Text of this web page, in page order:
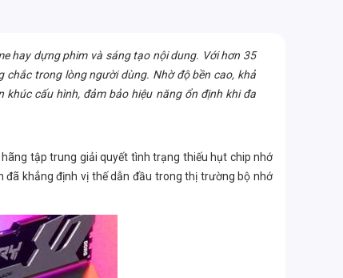
hay dựng phim và sáng tạo nội dung. Với hơn 35
trong lòng người dùng. Nhờ độ bền cao, khả
cấu hình, đảm bảo hiệu năng ổn định khi đa
tập trung giải quyết tình trạng thiếu hụt chip nhớ
khẳng định vị thế dẫn đầu trong thị trường bộ nhớ